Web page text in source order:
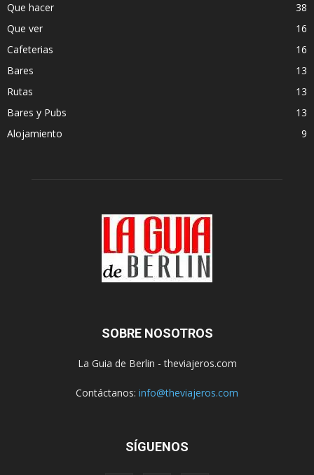
Que hacer
38
Que ver
16
Cafeterias
16
Bares
13
Rutas
13
Bares y Pubs
13
Alojamiento
9
SOBRE NOSOTROS
La Guia de Berlin - theviajeros.com
Contáctanos: info@theviajeros.com
SÍGUENOS